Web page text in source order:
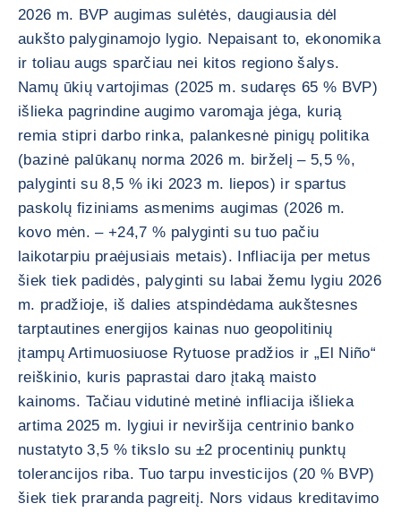
2026 m. BVP augimas sulėtės, daugiausia dėl
aukšto palyginamojo lygio. Nepaisant to, ekonomika
ir toliau augs sparčiau nei kitos regiono šalys.
Namų ūkių vartojimas (2025 m. sudaręs 65 % BVP)
išlieka pagrindine augimo varomąja jėga, kurią
remia stipri darbo rinka, palankesnė pinigų politika
(bazinė palūkanų norma 2026 m. birželį – 5,5 %,
palyginti su 8,5 % iki 2023 m. liepos) ir spartus
paskolų fiziniams asmenims augimas (2026 m.
kovo mėn. – +24,7 % palyginti su tuo pačiu
laikotarpiu praėjusiais metais). Infliacija per metus
šiek tiek padidės, palyginti su labai žemu lygiu 2026
m. pradžioje, iš dalies atspindėdama aukštesnes
tarptautines energijos kainas nuo geopolitinių
įtampų Artimuosiuose Rytuose pradžios ir „El Niño“
reiškinio, kuris paprastai daro įtaką maisto
kainoms. Tačiau vidutinė metinė infliacija išlieka
artima 2025 m. lygiui ir neviršija centrinio banko
nustatyto 3,5 % tikslo su ±2 procentinių punktų
tolerancijos riba. Tuo tarpu investicijos (20 % BVP)
šiek tiek praranda pagreitį. Nors vidaus kreditavimo